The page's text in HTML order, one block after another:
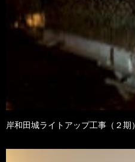
岸和田城ライトアップ工事（２期）